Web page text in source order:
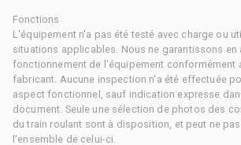
Fonctions
L'équipement n'a pas été testé avec charge ou
situations applicables. Nous ne garantissons en
fonctionnement de l'équipement conformément
fabricant. Aucune inspection n'a été effectuée
aspect fonctionnel, sauf indication expresse
document. Seule une sélection de photos des
du train roulant sont à disposition, et peut ne
l'ensemble de celui-ci.